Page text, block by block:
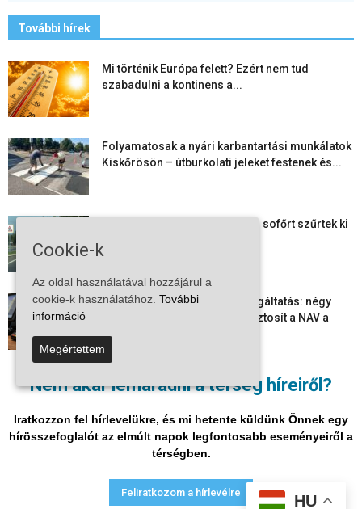
Nem akar lemaradni a térség híreiről?
Iratkozzon fel hírlevelükre, és mi hetente küldünk Önnek egy
hírösszefoglalót az elmúlt napok legfontosabb eseményeiről a
térségben.
Feliratkozom a hírlevélre
További hírek
Mi történik Európa felett? Ezért nem tud
szabadulni a kontinens a...
Folyamatosak a nyári karbantartási munkálatok
Kiskőrösön – útburkolati jeleket festenek és...
Több száz gyorshajtót és ittas sofőrt szűrtek ki
Elektronikus nyugtaadat-szolgáltatás: négy
hónapos átállási időszakot biztosít a NAV a
vállalkozásoknak
Megjelent a 2026/2027-es tanév rendje – itt
vannak a legfontosabb dátumok
Adatvédelmi nyilatkozat Médiaajánlat Impresszum
HU
Cookie-k
Az oldal használatával hozzájárul a
cookie-k használatához. További
információ
Megértettem